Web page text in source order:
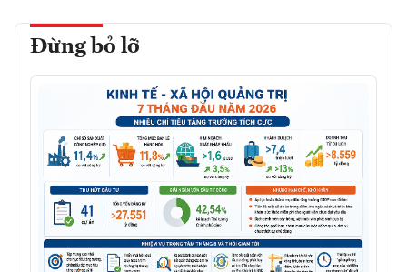
Đừng bỏ lỡ